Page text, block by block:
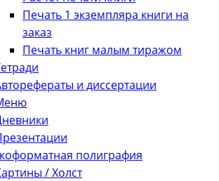
Печать 1 экземпляра книги на
заказ
Печать книг малым тиражом
и диссертации
полиграфия
/ Холст